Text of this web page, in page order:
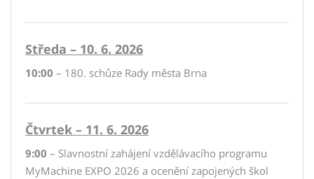
Středa – 10. 6. 2026
10:00 – 180. schůze Rady města Brna
Čtvrtek – 11. 6. 2026
9:00 – Slavnostní zahájení vzdělávacího programu
MyMachine EXPO 2026 a ocenění zapojených škol